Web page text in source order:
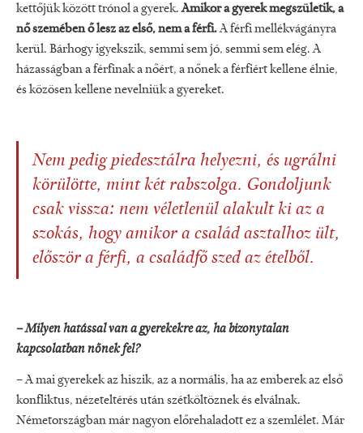
kettőjük között trónol a gyerek.Amikor a gyerek megszületik, a
nő szemében ő lesz az első, nem a férfi.A férfi mellékvágányra
kerül. Bárhogy igyekszik, semmi sem jó, semmi sem elég. A
házasságban a férfinak a nőért, a nőnek a férfiért kellene élnie,
és közösen kellene nevelniük a gyereket.
Nem pedig piedesztálra helyezni, és ugrálni
körülötte, mint két rabszolga. Gondoljunk
csak vissza: nem véletlenül alakult ki az a
szokás, hogy amikor a család asztalhoz ült,
először a férfi, a családfő szed az ételből.
– Milyen hatással van a gyerekekre az, ha bizonytalan
kapcsolatban nőnek fel?
– A mai gyerekek az hiszik, az a normális, ha az emberek az első
konfliktus, nézeteltérés után szétköltöznek és elválnak.
Németországban már nagyon előrehaladott ez a szemlélet. Már